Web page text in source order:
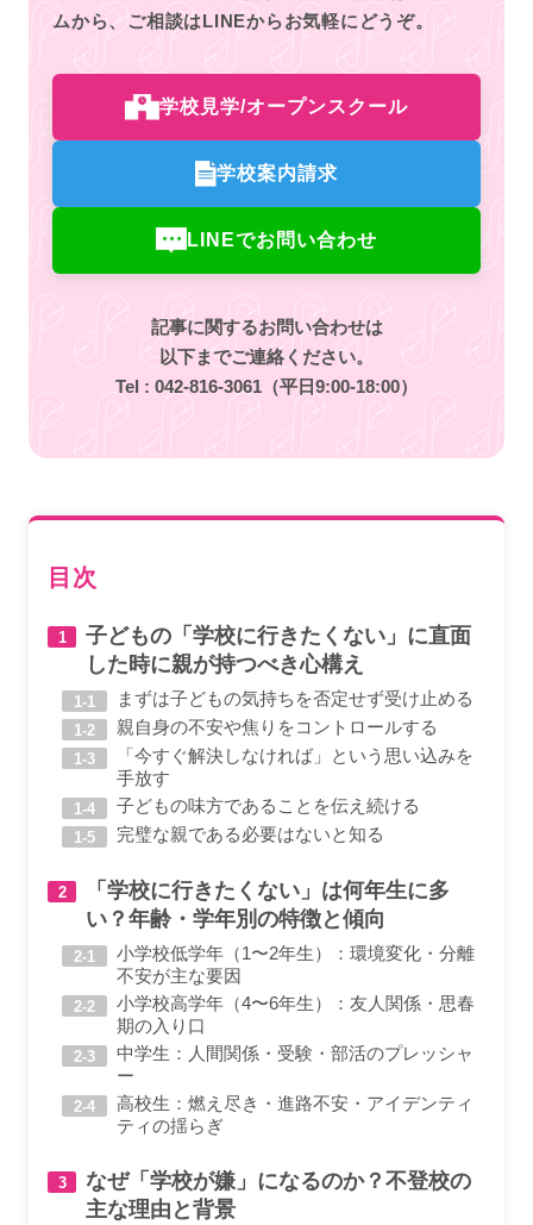
ムから、ご相談はLINEからお気軽にどうぞ。
学校見学/オープンスクール
学校案内請求
LINEでお問い合わせ
記事に関するお問い合わせは
以下までご連絡ください。
Tel : 042-816-3061 （平日9:00-18:00）
目次
子どもの「学校に行きたくない」に直面
した時に親が持つべき心構え
まずは子どもの気持ちを否定せず受け止める
親自身の不安や焦りをコントロールする
「今すぐ解決しなければ」という思い込みを
手放す
子どもの味方であることを伝え続ける
完璧な親である必要はないと知る
「学校に行きたくない」は何年生に多
い？年齢・学年別の特徴と傾向
小学校低学年（1〜2年生）：環境変化・分離
不安が主な要因
小学校高学年（4〜6年生）：友人関係・思春
期の入り口
中学生：人間関係・受験・部活のプレッシャ
ー
高校生：燃え尽き・進路不安・アイデンティ
ティの揺らぎ
なぜ「学校が嫌」になるのか？不登校の
主な理由と背景